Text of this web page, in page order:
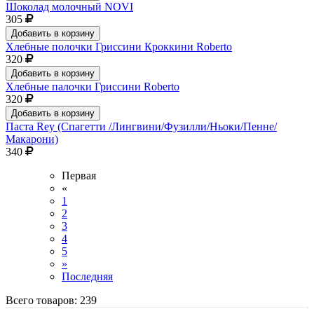
Шоколад молочный NOVI
305
Добавить в корзину
Хлебные полочки Гриссини Кроккини Roberto
320
Добавить в корзину
Хлебные палочки Гриссини Roberto
320
Добавить в корзину
Паста Rey (Спагетти /Лингвини/Фузилли/Ньоки/Пенне/
Макарони)
340
Первая
«
1
2
3
4
5
»
Последняя
Всего товаров: 239